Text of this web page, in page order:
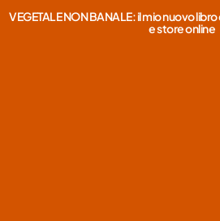
VEGETALE NON BANALE: il mio nuovo
e store online